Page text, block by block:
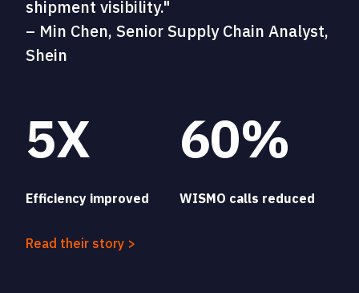
shipment visibility."
– Min Chen, Senior Supply Chain Analyst,
Shein
5X
Efficiency improved
60%
WISMO calls reduced
Read their story >